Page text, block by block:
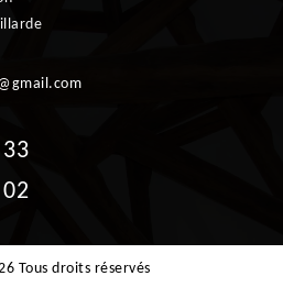
Tous droits réservés